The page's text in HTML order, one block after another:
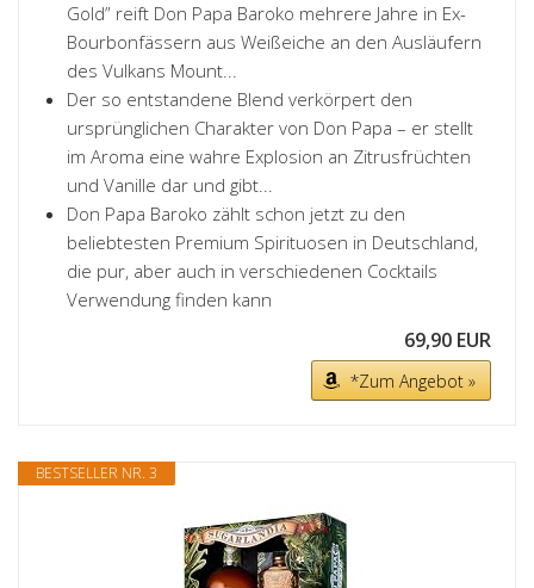
Gold” reift Don Papa Baroko mehrere Jahre in Ex-
Bourbonfässern aus Weißeiche an den Ausläufern
des Vulkans Mount...
Der so entstandene Blend verkörpert den
ursprünglichen Charakter von Don Papa – er stellt
im Aroma eine wahre Explosion an Zitrusfrüchten
und Vanille dar und gibt...
Don Papa Baroko zählt schon jetzt zu den
beliebtesten Premium Spirituosen in Deutschland,
die pur, aber auch in verschiedenen Cocktails
Verwendung finden kann
69,90 EUR
*Zum Angebot »
BESTSELLER NR. 3